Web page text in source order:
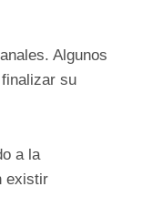
Algunos
su
a la
existir